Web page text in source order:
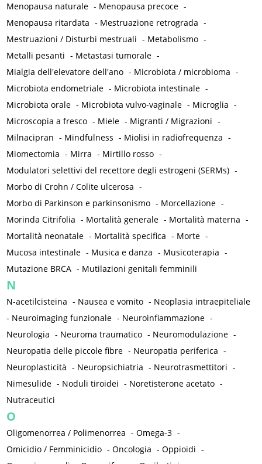
Menopausa naturale - Menopausa precoce -
Menopausa ritardata - Mestruazione retrograda -
Mestruazioni / Disturbi mestruali - Metabolismo -
Metalli pesanti - Metastasi tumorale -
Mialgia dell'elevatore dell'ano - Microbiota / microbioma -
Microbiota endometriale - Microbiota intestinale -
Microbiota orale - Microbiota vulvo-vaginale - Microglia -
Microscopia a fresco - Miele - Migranti / Migrazioni -
Milnacipran - Mindfulness - Miolisi in radiofrequenza -
Miomectomia - Mirra - Mirtillo rosso -
Modulatori selettivi del recettore degli estrogeni (SERMs) -
Morbo di Crohn / Colite ulcerosa -
Morbo di Parkinson e parkinsonismo - Morcellazione -
Morinda Citrifolia - Mortalità generale - Mortalità materna -
Mortalità neonatale - Mortalità specifica - Morte -
Mucosa intestinale - Musica e danza - Musicoterapia -
Mutazione BRCA - Mutilazioni genitali femminili
N
N-acetilcisteina - Nausea e vomito - Neoplasia intraepiteliale
- Neuroimaging funzionale - Neuroinfiammazione -
Neurologia - Neuroma traumatico - Neuromodulazione -
Neuropatia delle piccole fibre - Neuropatia periferica -
Neuroplasticità - Neuropsichiatria - Neurotrasmettitori -
Nimesulide - Noduli tiroidei - Noretisterone acetato -
Nutraceutici
O
Oligomenorrea / Polimenorrea -Omega-3 -
Omicidio / Femminicidio -Oncologia -Oppioidi -